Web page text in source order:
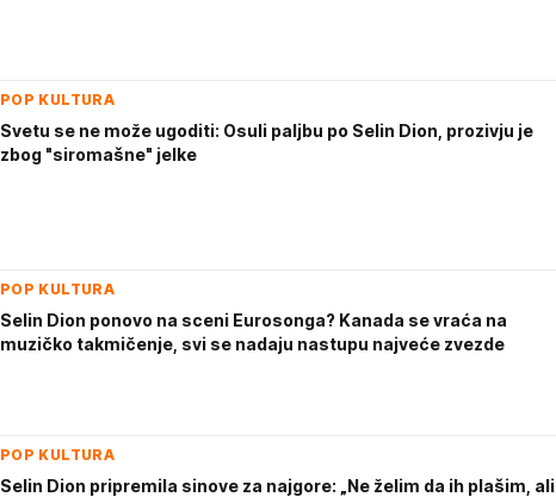
POP KULTURA
Svetu se ne može ugoditi: Osuli paljbu po Selin Dion, prozivju je
zbog "siromašne" jelke
POP KULTURA
Selin Dion ponovo na sceni Eurosonga? Kanada se vraća na
muzičko takmičenje, svi se nadaju nastupu najveće zvezde
POP KULTURA
Selin Dion pripremila sinove za najgore: „Ne želim da ih plašim, ali